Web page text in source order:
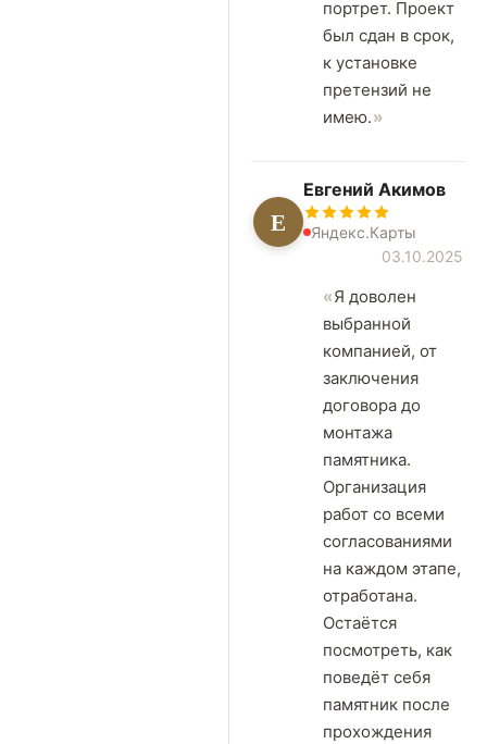
портрет. Проект
был сдан в срок,
к установке
претензий не
имею.
Е
Евгений Акимов
Яндекс.Карты
03.10.2025
Я доволен
выбранной
компанией, от
заключения
договора до
монтажа
памятника.
Организация
работ со всеми
согласованиями
на каждом этапе,
отработана.
Остаётся
посмотреть, как
поведёт себя
памятник после
прохождения